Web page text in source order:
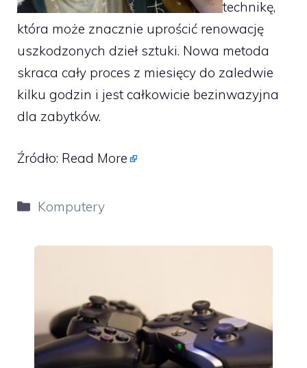
technikę,
która może znacznie uprościć renowację
uszkodzonych dzieł sztuki. Nowa metoda
skraca cały proces z miesięcy do zaledwie
kilku godzin i jest całkowicie bezinwazyjna
dla zabytków.
Źródło: Read More
Kategorie
Komputery